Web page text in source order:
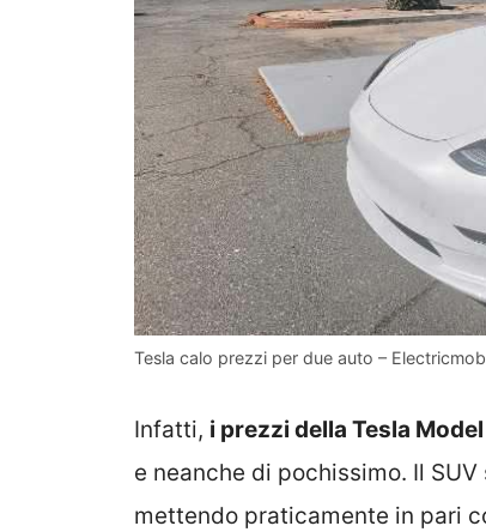
Tesla calo prezzi per due auto –
Infatti, i prezzi della Tesla
e neanche di pochissimo. Il
mettendo praticamente in pari